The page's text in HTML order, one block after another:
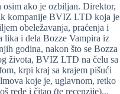
ako je ozbiljan. Direktor,
kompanije BVIZ LTD koja je
obeležavanja, praćenja i
lika i dela Bozze Vampira iz
godina, nakon što se Bozza
života, BVIZ LTD na čelu sa
krpi kraj sa krajem pišući
koje je, uglavnom, retko
ređe i čitao (te recenzije)...